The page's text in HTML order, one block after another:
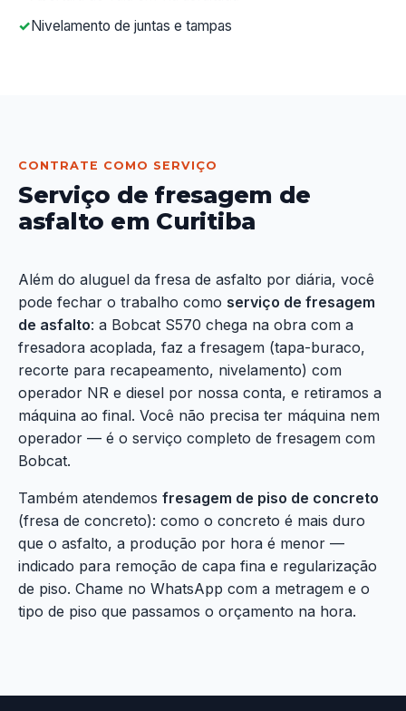
Nivelamento de juntas e tampas
CONTRATE COMO SERVIÇO
Serviço de fresagem de
asfalto em Curitiba
Além do aluguel da fresa de asfalto por diária, você
pode fechar o trabalho como serviço de fresagem
de asfalto: a Bobcat S570 chega na obra com a
fresadora acoplada, faz a fresagem (tapa-buraco,
recorte para recapeamento, nivelamento) com
operador NR e diesel por nossa conta, e retiramos a
máquina ao final. Você não precisa ter máquina nem
operador — é o serviço completo de fresagem com
Bobcat.
Também atendemos fresagem de piso de concreto
(fresa de concreto): como o concreto é mais duro
que o asfalto, a produção por hora é menor —
indicado para remoção de capa fina e regularização
de piso. Chame no WhatsApp com a metragem e o
tipo de piso que passamos o orçamento na hora.